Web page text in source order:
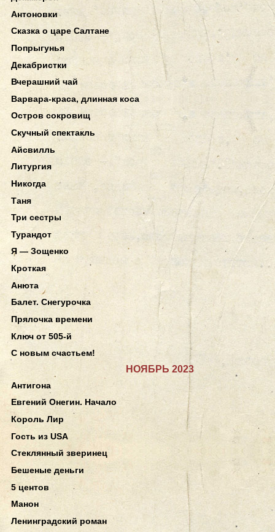
Антоновки
Сказка о царе Салтане
Попрыгунья
Декабристки
Вчерашний чай
Варвара-краса, длинная коса
Остров сокровищ
Скучный спектакль
Айсвилль
Литургия
Никогда
Таня
Три сестры
Турандот
Я — Зощенко
Кроткая
Анюта
Балет. Снегурочка
Прялочка времени
Ключ от 505-й
С новым счастьем!
НОЯБРЬ 2023
Антигона
Евгений Онегин. Начало
Король Лир
Гость из USA
Стеклянный зверинец
Бешеные деньги
5 центов
Манон
Ленинградский роман